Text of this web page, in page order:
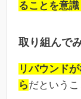
ることを意
取り組んで
リバウンド
らだというこ